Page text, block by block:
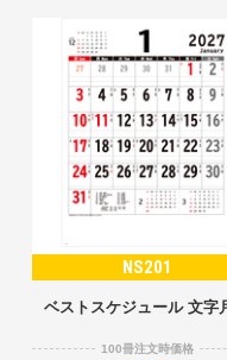
NS201
ベストスケジュール 文字
100冊注文時価格